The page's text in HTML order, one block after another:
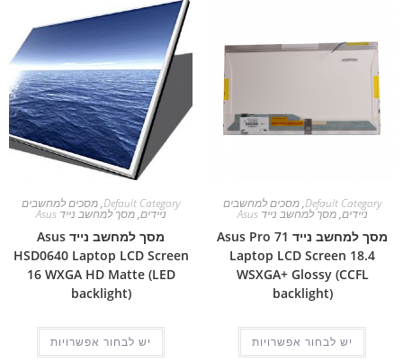
Default Category
,מסכים למחשבים
ניידים,מסך למחשב נייד Asus
מסך למחשב נייד Asus Pro 71
Laptop LCD Screen 18.4
WSXGA+ Glossy (CCFL
backlight)
יש לבחור אפשרויות
Default Category
,מסכים למחשבים
ניידים,מסך למחשב נייד Asus
מסך למחשב נייד Asus
HSD0640 Laptop LCD Screen
16 WXGA HD Matte (LED
backlight)
יש לבחור אפשרויות